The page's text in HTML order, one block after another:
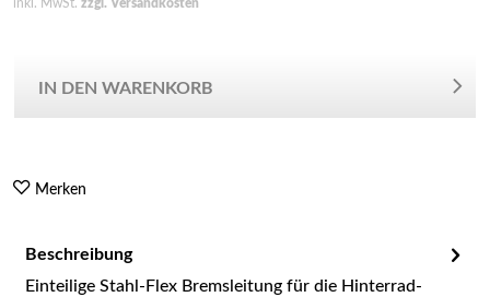
inkl. MwSt. zzgl. Versandkosten
IN DEN WARENKORB
Merken
Beschreibung
Einteilige Stahl-Flex Bremsleitung für die Hinterrad-